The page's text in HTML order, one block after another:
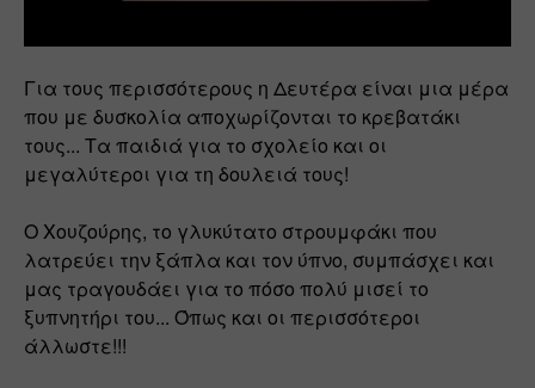
Για τους περισσότερους η Δευτέρα είναι μια μέρα
που με δυσκολία αποχωρίζονται το κρεβατάκι
τους... Τα παιδιά για το σχολείο και οι
μεγαλύτεροι για τη δουλειά τους!
Ο Χουζούρης, το γλυκύτατο στρουμφάκι που
λατρεύει την ξάπλα και τον ύπνο, συμπάσχει και
μας τραγουδάει για το πόσο πολύ μισεί το
ξυπνητήρι του... Όπως και οι περισσότεροι
άλλωστε!!!